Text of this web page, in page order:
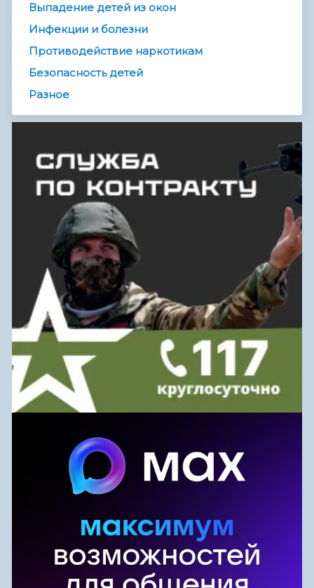
Выпадение детей из окон
Инфекции и болезни
Противодействие наркотикам
Безопасность детей
Разное